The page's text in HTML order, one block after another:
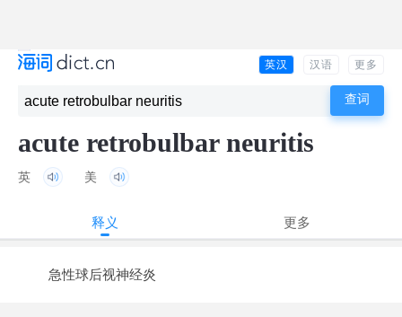
英汉 汉语 更多
acute retrobulbar neuritis
英 美
释义 更多
急性球后视神经炎